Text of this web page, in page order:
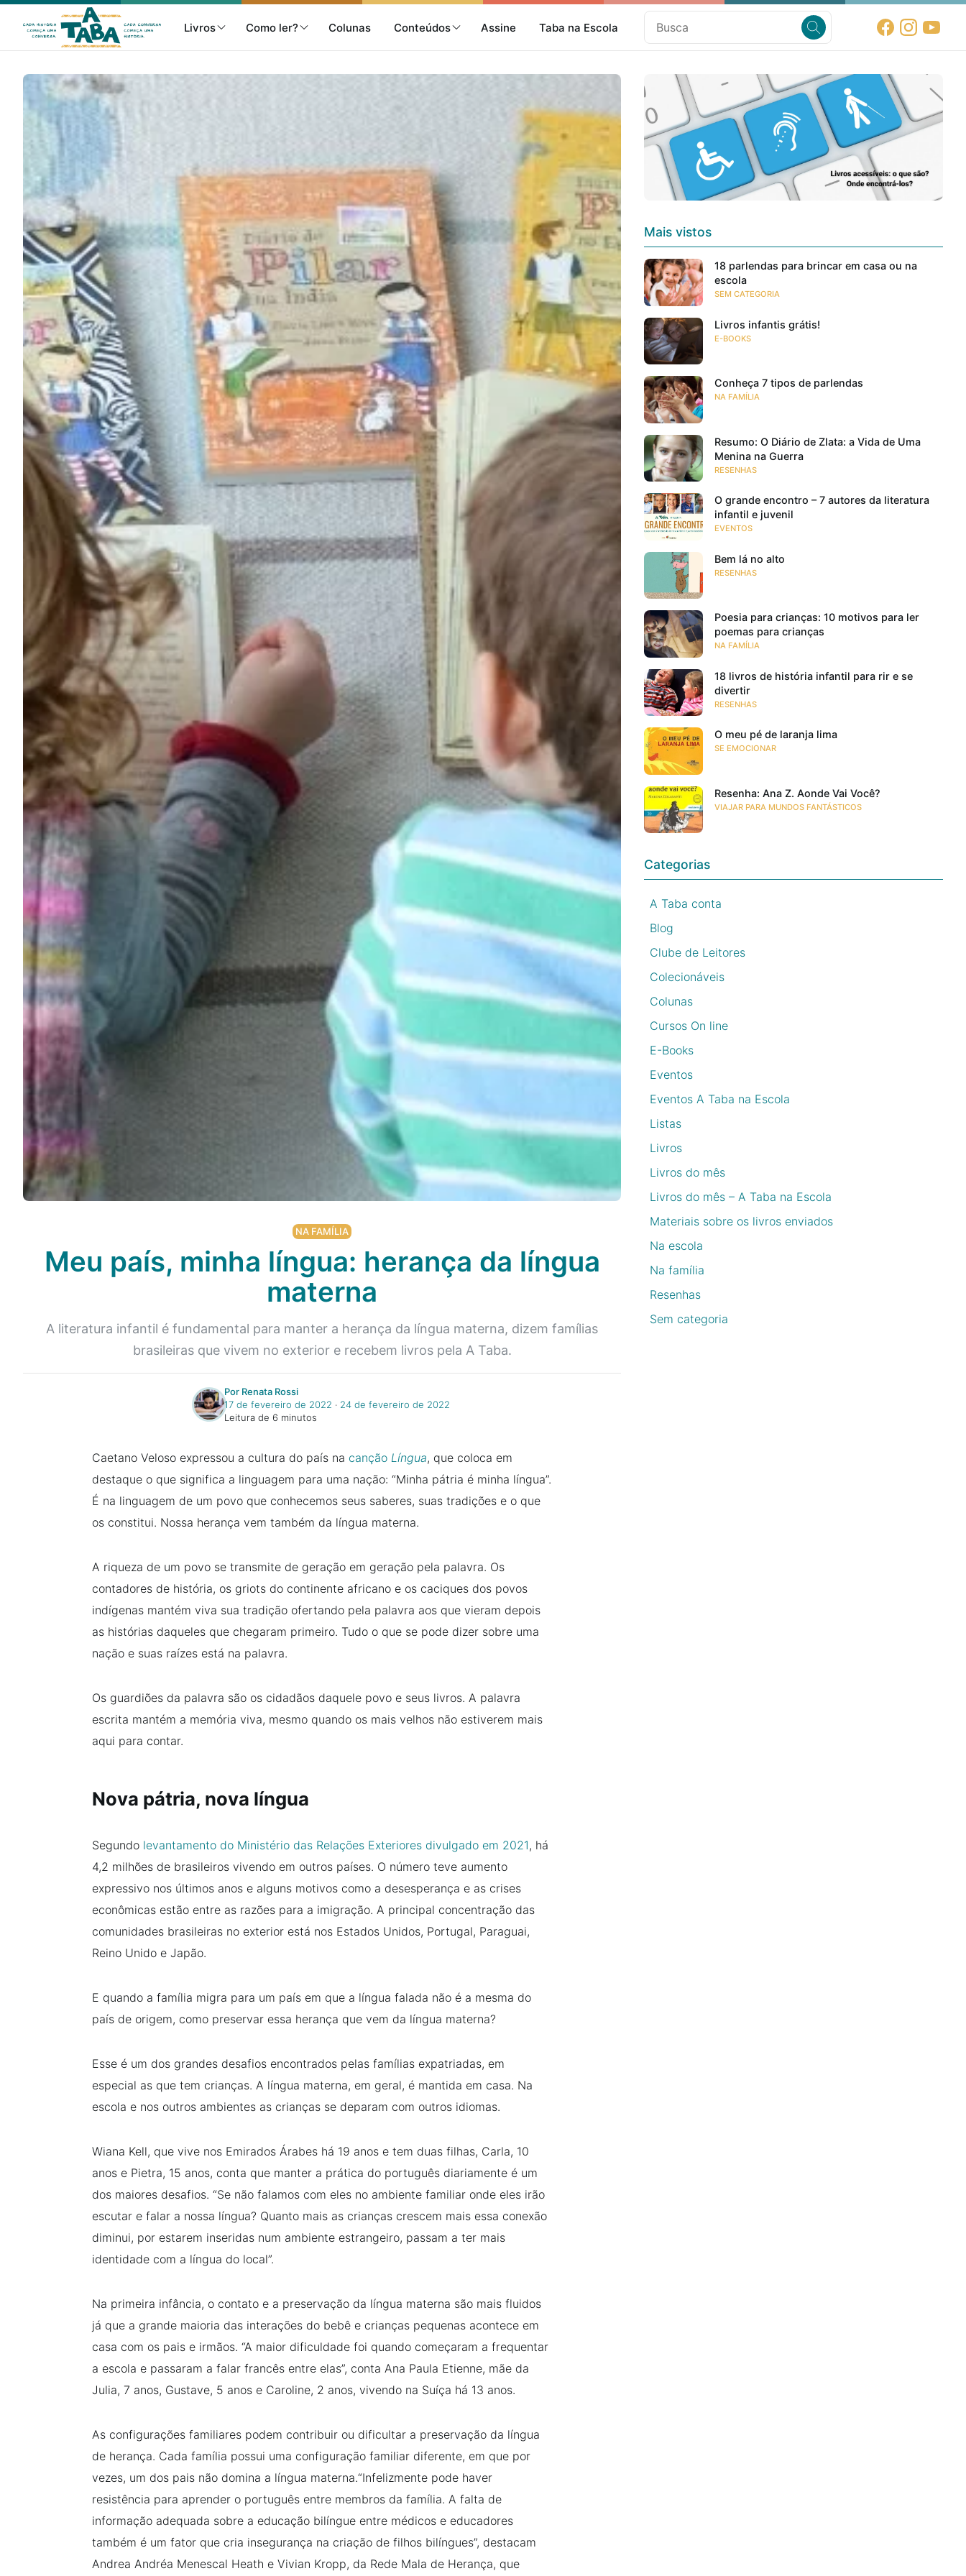
Livros Como ler? Colunas Conteúdos Assine Taba na Escola
Resenhas
Clube de Leitores
Listas
Como ler?
Na escola
Na família
Colunas
Conteúdos
Colecionáveis
Cursos On line
E-Books
Eventos
Podcast
Assine
Taba na Escola
NA FAMÍLIA
Meu país, minha língua: herança da língua
materna
A literatura infantil é fundamental para manter a herança da língua materna, dizem famílias
brasileiras que vivem no exterior e recebem livros pela A Taba.
Por Renata Rossi
17 de fevereiro de 2022 ‧ 24 de fevereiro de 2022
Leitura de 6 minutos
Caetano Veloso expressou a cultura do país na canção Língua, que coloca em
destaque o que significa a linguagem para uma nação: “Minha pátria é minha língua”.
É na linguagem de um povo que conhecemos seus saberes, suas tradições e o que
os constitui. Nossa herança vem também da língua materna.
A riqueza de um povo se transmite de geração em geração pela palavra. Os
contadores de história, os griots do continente africano e os caciques dos povos
indígenas mantém viva sua tradição ofertando pela palavra aos que vieram depois
as histórias daqueles que chegaram primeiro. Tudo o que se pode dizer sobre uma
nação e suas raízes está na palavra.
Os guardiões da palavra são os cidadãos daquele povo e seus livros. A palavra
escrita mantém a memória viva, mesmo quando os mais velhos não estiverem mais
aqui para contar.
Nova pátria, nova língua
Segundo levantamento do Ministério das Relações Exteriores divulgado em 2021, há
4,2 milhões de brasileiros vivendo em outros países. O número teve aumento
expressivo nos últimos anos e alguns motivos como a desesperança e as crises
econômicas estão entre as razões para a imigração. A principal concentração das
comunidades brasileiras no exterior está nos Estados Unidos, Portugal, Paraguai,
Reino Unido e Japão.
E quando a família migra para um país em que a língua falada não é a mesma do
país de origem, como preservar essa herança que vem da língua materna?
Esse é um dos grandes desafios encontrados pelas famílias expatriadas, em
especial as que tem crianças. A língua materna, em geral, é mantida em casa. Na
escola e nos outros ambientes as crianças se deparam com outros idiomas.
Wiana Kell, que vive nos Emirados Árabes há 19 anos e tem duas filhas, Carla, 10
anos e Pietra, 15 anos, conta que manter a prática do português diariamente é um
dos maiores desafios. “Se não falamos com eles no ambiente familiar onde eles irão
escutar e falar a nossa língua? Quanto mais as crianças crescem mais essa conexão
diminui, por estarem inseridas num ambiente estrangeiro, passam a ter mais
identidade com a língua do local”.
Na primeira infância, o contato e a preservação da língua materna são mais fluidos
já que a grande maioria das interações do bebê e crianças pequenas acontece em
casa com os pais e irmãos. “A maior dificuldade foi quando começaram a frequentar
a escola e passaram a falar francês entre elas”, conta Ana Paula Etienne, mãe da
Julia, 7 anos, Gustave, 5 anos e Caroline, 2 anos, vivendo na Suíça há 13 anos.
As configurações familiares podem contribuir ou dificultar a preservação da língua
de herança. Cada família possui uma configuração familiar diferente, em que por
vezes, um dos pais não domina a língua materna.“Infelizmente pode haver
resistência para aprender o português entre membros da família. A falta de
informação adequada sobre a educação bilíngue entre médicos e educadores
também é um fator que cria insegurança na criação de filhos bilíngues”, destacam
Andrea Andréa Menescal Heath e Vivian Kropp, da Rede Mala de Herança, que
Mais vistos
18 parlendas para brincar em casa ou na
escola
SEM CATEGORIA
Livros infantis grátis!
E-BOOKS
Conheça 7 tipos de parlendas
NA FAMÍLIA
Resumo: O Diário de Zlata: a Vida de Uma
Menina na Guerra
RESENHAS
O grande encontro – 7 autores da literatura
infantil e juvenil
EVENTOS
Bem lá no alto
RESENHAS
Poesia para crianças: 10 motivos para ler
poemas para crianças
NA FAMÍLIA
18 livros de história infantil para rir e se
divertir
RESENHAS
O meu pé de laranja lima
SE EMOCIONAR
Resenha: Ana Z. Aonde Vai Você?
VIAJAR PARA MUNDOS FANTÁSTICOS
Categorias
A Taba conta
Blog
Clube de Leitores
Colecionáveis
Colunas
Cursos On line
E-Books
Eventos
Eventos A Taba na Escola
Listas
Livros
Livros do mês
Livros do mês – A Taba na Escola
Materiais sobre os livros enviados
Na escola
Na família
Resenhas
Sem categoria